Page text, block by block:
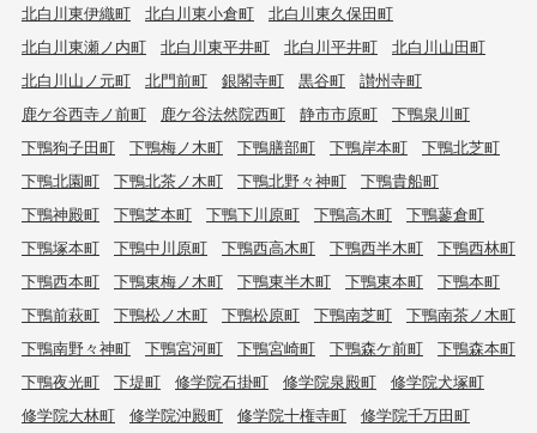
北白川東伊織町
北白川東小倉町
北白川東久保田町
北白川東瀬ノ内町
北白川東平井町 北白川平井町
北白川山田町
北白川山ノ元町
北門前町 銀閣寺町 黒谷町
讃州寺町
鹿ケ谷西寺ノ前町
鹿ケ谷法然院西町 静市市原町
下鴨泉川町
下鴨狗子田町
下鴨梅ノ木町 下鴨膳部町 下鴨岸本町
下鴨北芝町
下鴨北園町
下鴨北茶ノ木町 下鴨北野々神町
下鴨貴船町
下鴨神殿町
下鴨芝本町 下鴨下川原町 下鴨高木町
下鴨蓼倉町
下鴨塚本町
下鴨中川原町 下鴨西高木町 下鴨西半木町
下鴨西林町
下鴨西本町
下鴨東梅ノ木町 下鴨東半木町 下鴨東本町
下鴨本町
下鴨前萩町
下鴨松ノ木町 下鴨松原町 下鴨南芝町
下鴨南茶ノ木町
下鴨南野々神町
下鴨宮河町 下鴨宮崎町 下鴨森ケ前町
下鴨森本町
下鴨夜光町
下堤町 修学院石掛町 修学院泉殿町
修学院犬塚町
修学院大林町
修学院沖殿町 修学院十権寺町 修学院千万田町